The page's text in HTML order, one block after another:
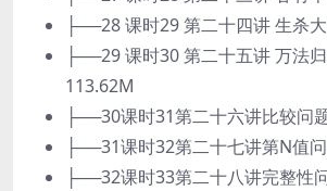
├──28 课时29 第二十四讲 生杀
├──29 课时30 第二十五讲 万法
113.62M
├──30课时31第二十六讲比较问
├──31课时32第二十七讲第N值
├──32课时33第二十八讲完整性